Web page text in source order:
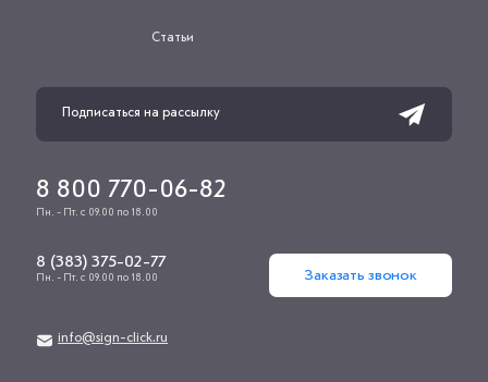
Статьи
8 800 770-06-82
Пн. - Пт. с 09.00 по 18.00
8 (383) 375-02-77
Пн. - Пт. с 09.00 по 18.00 Заказать звонок
info@sign-click.ru